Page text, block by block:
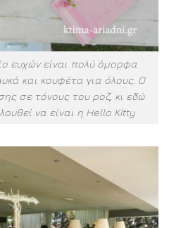
ευχών είναι πολύ όμορφα
και κουφέτα για όλους. Ο
σε τόνους του ροζ, κι εδώ
να είναι η Hello Kitty